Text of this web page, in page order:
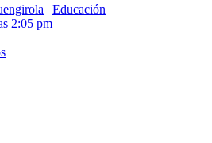
| Educación
2:05 pm